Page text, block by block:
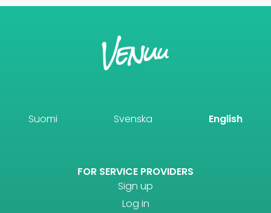
Suomi Svenska English
FOR SERVICE PROVIDERS
Sign up
Log in